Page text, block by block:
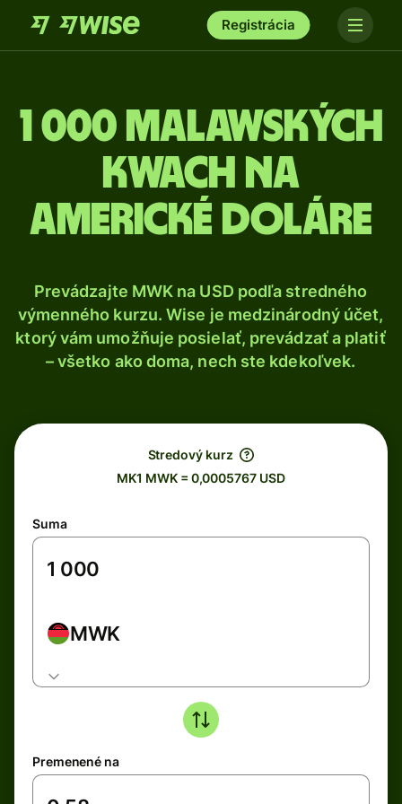
Registrácia
1 000 Malawských
kwach na
americké doláre
Prevádzajte MWK na USD podľa stredného
výmenného kurzu. Wise je medzinárodný účet,
ktorý vám umožňuje posielať, prevádzať a platiť
– všetko ako doma, nech ste kdekoľvek.
Stredový kurz
MK1 MWK = 0,0005767 USD
Suma
MWK
Premenené na